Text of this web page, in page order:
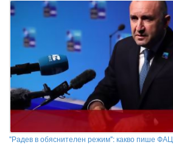
"Радев в обяснителен режим": какво пише ФАЦ